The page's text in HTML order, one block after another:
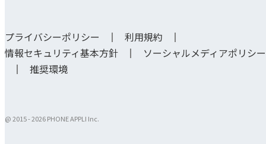
プライバシーポリシー
利用規約
情報セキュリティ基本方針
ソーシャルメディアポリシー
推奨環境
@ 2015 -2026 PHONE APPLI Inc.